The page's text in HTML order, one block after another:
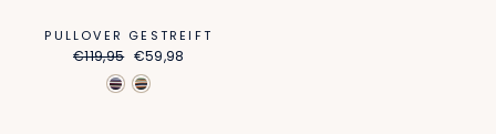
PULLOVER GESTREIFT
Normaler
€119,95 Sonderpreis
€59,98